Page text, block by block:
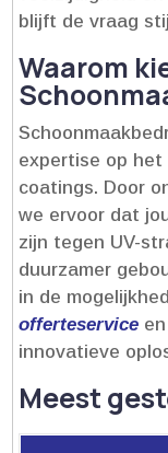
blijft de vraag
Waarom
expertise op het
coatings.​ Door
we ervoor dat
zijn tegen UV-
duurzamer
in de
offerteservice
innovatieve
Meest